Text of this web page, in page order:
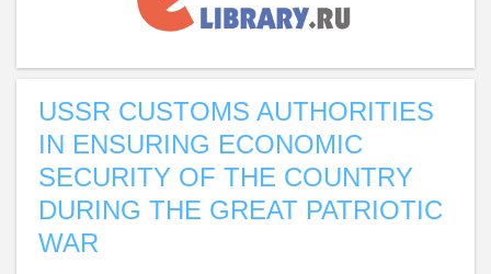
USSR CUSTOMS AUTHORITIES
IN ENSURING ECONOMIC
SECURITY OF THE COUNTRY
DURING THE GREAT PATRIOTIC
WAR